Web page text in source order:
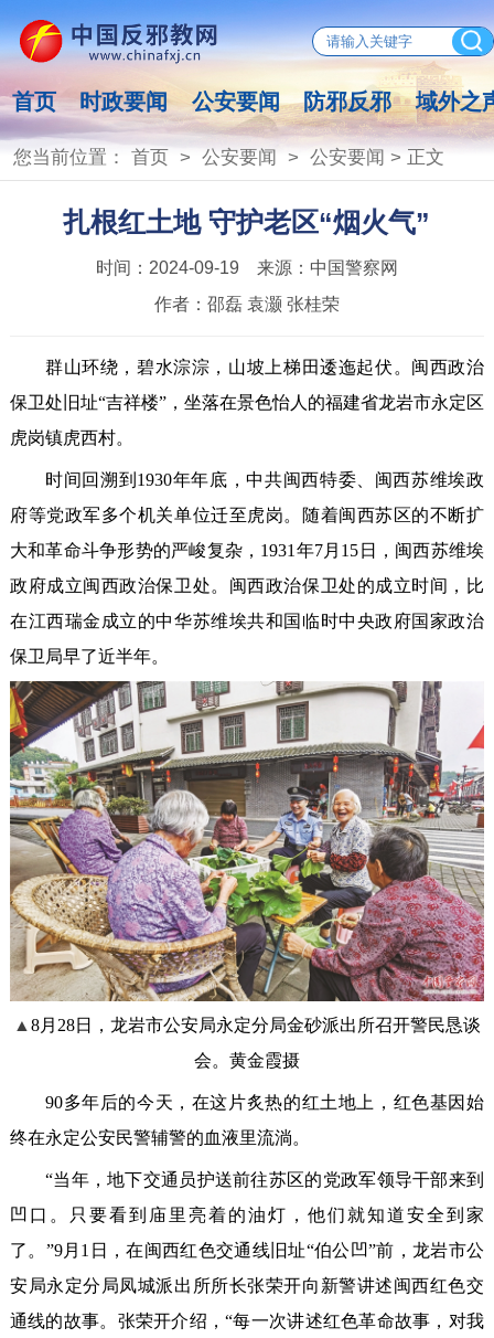
首页 时政要闻 公安要闻 防邪反邪 域外之
您当前位置： 首页> 公安要闻 > 公安要闻 > 正文
扎根红土地 守护老区“烟火气”
时间： 2024-09-19 来源： 中国警察网
作者： 邵磊 袁灏 张桂荣
群山环绕，碧水淙淙，山坡上梯田逶迤起伏。闽西政治
保卫处旧址“吉祥楼”，坐落在景色怡人的福建省龙岩市永定区
虎岗镇虎西村。
时间回溯到1930年年底，中共闽西特委、闽西苏维埃政
府等党政军多个机关单位迁至虎岗。随着闽西苏区的不断扩
大和革命斗争形势的严峻复杂，1931年7月15日，闽西苏维埃
政府成立闽西政治保卫处。闽西政治保卫处的成立时间，比
在江西瑞金成立的中华苏维埃共和国临时中央政府国家政治
保卫局早了近半年。
▲ 8月28日，龙岩市公安局永定分局金砂派出所召开警民恳谈
会。黄金霞摄
90多年后的今天，在这片炙热的红土地上，红色基因始
终在永定公安民警辅警的血液里流淌。
“当年，地下交通员护送前往苏区的党政军领导干部来到
凹口。只要看到庙里亮着的油灯，他们就知道安全到家
了。”9月1日，在闽西红色交通线旧址“伯公凹”前，龙岩市公
安局永定分局凤城派出所所长张荣开向新警讲述闽西红色交
通线的故事。张荣开介绍，“每一次讲述红色革命故事，对我